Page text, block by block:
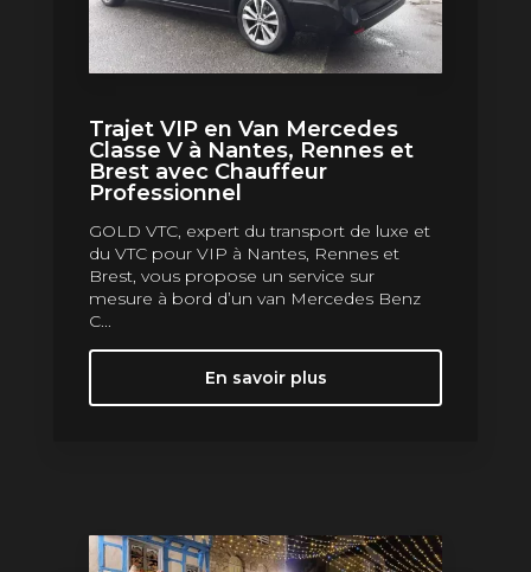
Trajet VIP en Van Mercedes
Classe V à Nantes, Rennes et
Brest avec Chauffeur
Professionnel
GOLD VTC, expert du transport de luxe et
du VTC pour VIP à Nantes, Rennes et
Brest, vous propose un service sur
mesure à bord d’un van Mercedes Benz
C...
En savoir plus